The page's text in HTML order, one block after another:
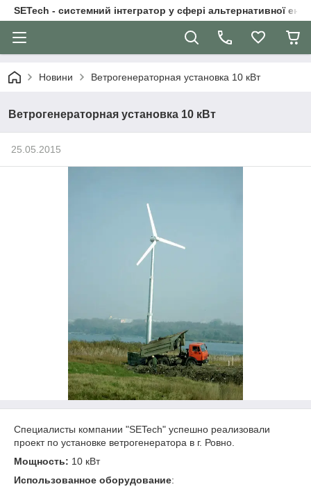
SETech - системний інтегратор у сфері альтернативної
Новини Ветрогенераторная установка 10 кВт
Ветрогенераторная установка 10 кВт
25.05.2015
Специалисты компании "SETech" успешно реализовали
проект по установке ветрогенератора в г. Ровно.
Мощность: 10 кВт
Использованное оборудование: